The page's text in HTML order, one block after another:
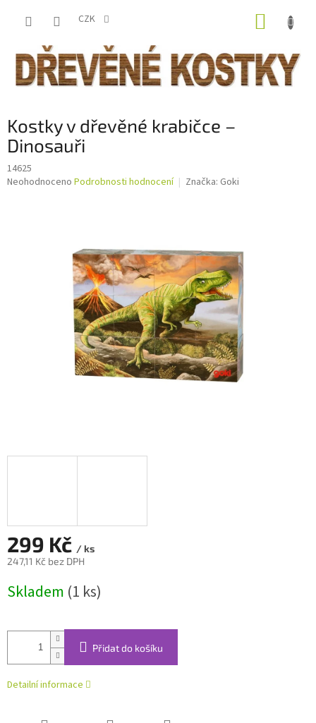
CZK
Kostky v dřevěné krabičce –
Dinosauři
14625
Průměrné
Neohodnoceno Podrobnosti hodnocení Značka: Goki
299 Kč / ks
247,11 Kč bez DPH
cena:
Skladem (1 ks)
Přidat do košíku
Detailní informace